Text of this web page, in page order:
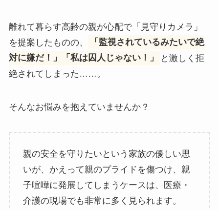
離れて暮らす高齢の親が心配で「見守りカメラ」
を提案したものの、
「監視されているみたいで絶
対に嫌だ！」「私は囚人じゃない！」
と激しく拒
絶されてしまった……。
そんなお悩みを抱えていませんか？
親の安全を守りたいという家族の優しい思
いが、かえって親のプライドを傷つけ、親
子喧嘩に発展してしまうケースは、医療・
介護の現場でも非常に多く見られます。